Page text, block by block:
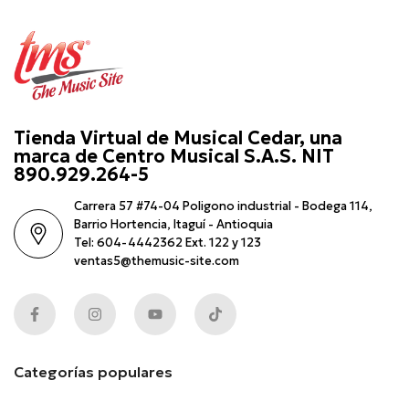
Tienda Virtual de Musical Cedar, una
marca de Centro Musical S.A.S. NIT
890.929.264-5
Carrera 57 #74-04 Poligono industrial - Bodega 114,
Barrio Hortencia, Itaguí - Antioquia
Tel: 604-4442362 Ext. 122 y 123
ventas5@themusic-site.com
Categorías populares